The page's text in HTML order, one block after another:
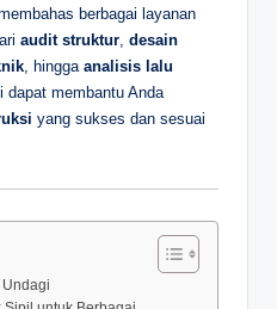
berbagai layanan
audit struktur desain
, hingga analisis lalu
dapat membantu Anda
yang sukses dan sesuai
Undagi